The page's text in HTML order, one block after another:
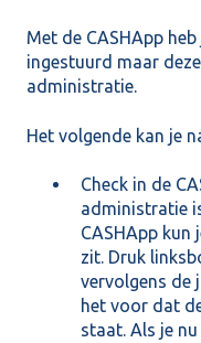
Met de CASHApp
ingestuurd maar
administratie.
Het volgende kan je
Check in de
administratie
CASHApp kun
zit. Druk
vervolgens de
het voor dat
staat. Als je